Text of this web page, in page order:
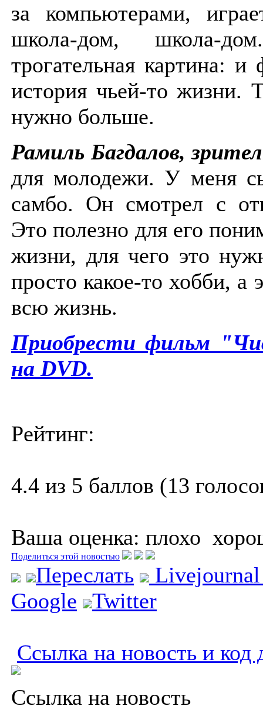
за компьютерами,
школа-дом, школа-
трогательная картина: и
история чьей-то жизни.
нужно больше.
Рамиль Багдалов,
для молодежи. У меня
самбо. Он смотрел с
Это полезно для его
жизни, для чего это
просто какое-то хобби, а
всю жизнь.
Приобрести фильм
на DVD.
Рейтинг:
4.4 из 5 баллов (13
Ваша оценка: плохо
Поделиться этой новостью
Переслать
Google
Twitter
Ссылка на новость и код
Ссылка на новость